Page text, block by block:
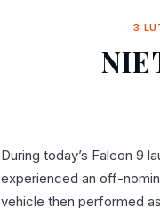
3
During today’s Falcon 9
experienced an off-
vehicle then performed